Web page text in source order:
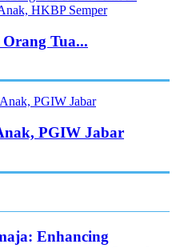
Tua...
PGIW Jabar
Enhancing